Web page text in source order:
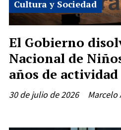
El Gobierno
Nacional de
años de actividad
Marcelo
Cultura y Sociedad
30 de julio de 2026